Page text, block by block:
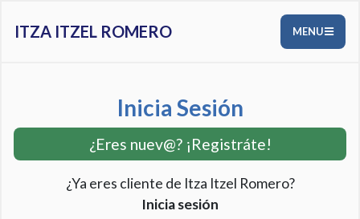
ITZA ITZEL ROMERO MENU
Inicia Sesión
¿Eres nuev@? ¡Registráte!
¿Ya eres cliente de Itza Itzel Romero?
Inicia sesión